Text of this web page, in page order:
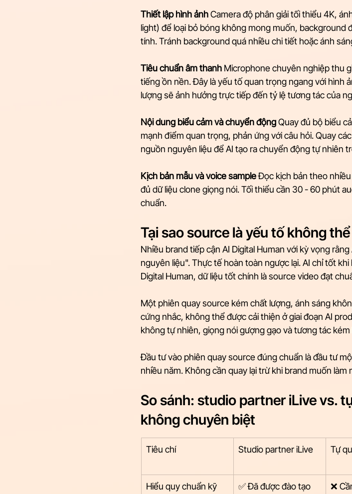
Thiết lập hình ảnh Camera độ phân giải tối thiểu 4K,
light) để loại bỏ bóng không mong muốn, background
tính. Tránh background quá nhiều chi tiết hoặc ánh
Tiêu chuẩn âm thanh Microphone chuyên nghiệp thu
tiếng ồn nền. Đây là yếu tố quan trọng ngang với hình
lượng sẽ ảnh hưởng trực tiếp đến tỷ lệ tương tác của
Nội dung biểu cảm và chuyển động Quay đủ bộ biểu
mạnh điểm quan trọng, phản ứng với câu hỏi. Quay
nguồn nguyên liệu để AI tạo ra chuyển động tự nhiên
Kịch bản mẫu và voice sample Đọc kịch bản theo
đủ dữ liệu clone giọng nói. Tối thiểu cần 30 - 60 phút
chuẩn.
Tại sao source là yếu tố không
Nhiều brand tiếp cận AI Digital Human với kỳ vọng
nguyên liệu". Thực tế hoàn toàn ngược lại. AI chỉ tốt
Digital Human, dữ liệu tốt chính là source video đạt
Một phiên quay source kém chất lượng, ánh sáng
cứng nhắc, không thể được cải thiện ở giai đoạn AI
không tự nhiên, giọng nói gượng gạo và tương tác
Đầu tư vào phiên quay source đúng chuẩn là đầu tư
nhiều năm. Không cần quay lại trừ khi brand muốn
So sánh: studio partner iLive vs.
không chuyên biệt
Tiêu chí Studio partner iLive Tự
Hiểu quy chuẩn kỹ
✅ Đã được đào tạo ❌